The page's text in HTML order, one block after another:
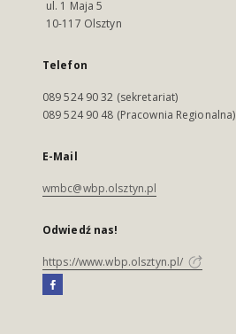
ul. 1 Maja 5
10-117 Olsztyn
Telefon
089 524 90 32 (sekretariat)
089 524 90 48 (Pracownia Regionalna)
E-Mail
wmbc@wbp.olsztyn.pl
Odwiedź nas!
https://www.wbp.olsztyn.pl/